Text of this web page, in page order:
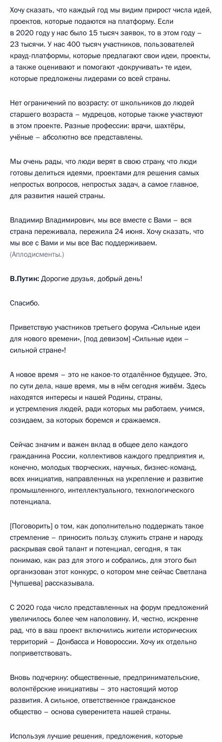
Хочу сказать, что каждый год мы видим прирост числа идей,
проектов, которые подаются на платформу. Если
в 2020 году у нас было 15 тысяч заявок, то в этом году –
23 тысячи. У нас 400 тысяч участников, пользователей
крауд-платформы, которые предлагают свои идеи, проекты,
а также оценивают и помогают «докручивать» те идеи,
которые предложены лидерами со всей страны.
Нет ограничений по возрасту: от школьников до людей
старшего возраста – мудрецов, которые также участвуют
в этом проекте. Разные профессии: врачи, шахтёры,
учёные – абсолютно все представлены.
Мы очень рады, что люди верят в свою страну, что люди
готовы делиться идеями, проектами для решения самых
непростых вопросов, непростых задач, а самое главное,
для развития нашей страны.
Владимир Владимирович, мы все вместе с Вами – вся
страна переживала, пережила 24 июня. Хочу сказать, что
мы все с Вами и мы все Вас поддерживаем.
(Аплодисменты.)
В.Путин: Дорогие друзья, добрый день!
Спасибо.
Приветствую участников третьего форума «Сильные идеи
для нового времени», [под девизом] «Сильные идеи –
сильной стране»!
А новое время – это не какое-то отдалённое будущее. Это,
по сути дела, наше время, мы в нём сегодня живём. Здесь
находятся интересы и нашей Родины, страны,
и устремления людей, ради которых мы работаем, учимся,
созидаем, за которых боремся и сражаемся.
Сейчас значим и важен вклад в общее дело каждого
гражданина России, коллективов каждого предприятия и,
конечно, молодых творческих, научных, бизнес-команд,
всех инициатив, направленных на укрепление и развитие
промышленного, интеллектуального, технологического
потенциала.
[Поговорить] о том, как дополнительно поддержать такое
стремление – приносить пользу, служить стране и народу,
раскрывая свой талант и потенциал, сегодня, я так
понимаю, как раз для этого и собрались, для этого был
организован этот конкурс, о котором мне сейчас Светлана
[Чупшева] рассказывала.
С 2020 года число представленных на форум предложений
увеличилось более чем наполовину. И, честно, искренне
рад, что в ваш проект включились жители исторических
территорий – Донбасса и Новороссии. Хочу их отдельно
поприветствовать.
Вновь подчеркну: общественные, предпринимательские,
волонтёрские инициативы – это настоящий мотор
развития. А сильное, ответственное гражданское
общество – основа суверенитета нашей страны.
Используя лучшие решения, предложения, которые